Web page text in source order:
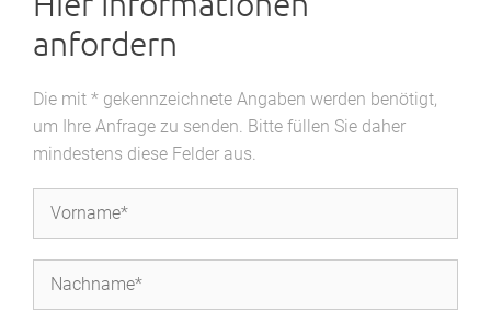
anfordern
Die mit * gekennzeichnete Angaben werden benötigt,
um Ihre Anfrage zu senden. Bitte füllen Sie daher
mindestens diese Felder aus.